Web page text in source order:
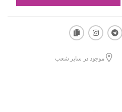
موجود در سایر شعب